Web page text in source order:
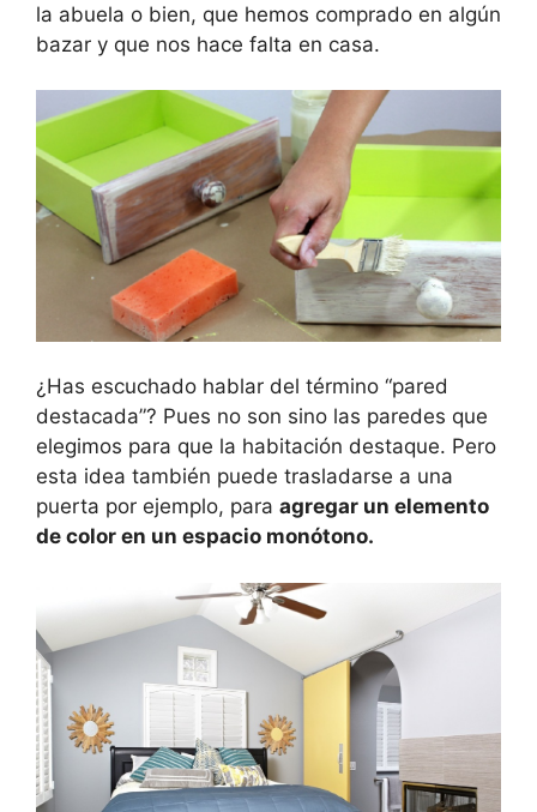
la abuela o bien, que hemos comprado en algún
bazar y que nos hace falta en casa.
¿Has escuchado hablar del término “pared
destacada”? Pues no son sino las paredes que
elegimos para que la habitación destaque. Pero
esta idea también puede trasladarse a una
puerta por ejemplo, para agregar un elemento
de color en un espacio monótono.